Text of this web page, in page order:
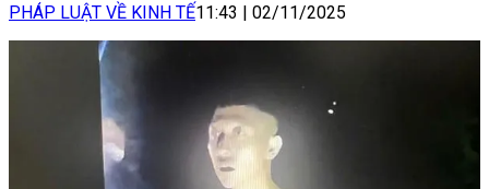
PHÁP LUẬT VỀ KINH TẾ11:43 | 02/11/2025